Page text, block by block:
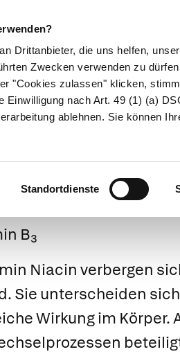
Drittanbieter, die uns helfen,
Zwecken verwenden zu
"Cookies zulassen" klicken,
Einwilligung nach Art. 49 (1) (a)
ablehnen. Sie können
Standortdienste
Medikamente
B3
Niacin verbergen
Sie unterscheiden
Wirkung im Körper.